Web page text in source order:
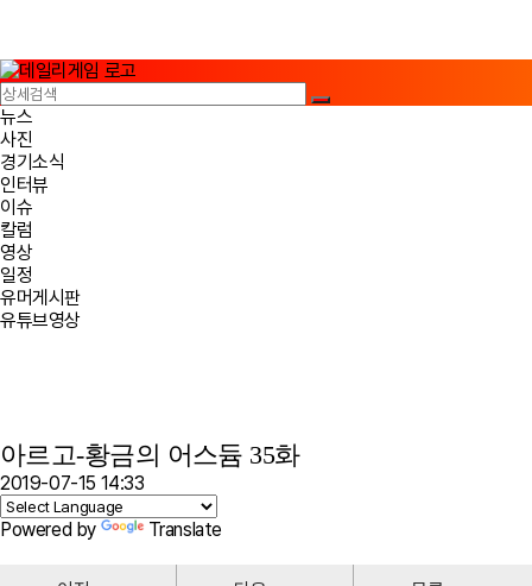
뉴스
사진
경기소식
인터뷰
이슈
칼럼
영상
일정
유머게시판
유튜브영상
아르고-황금의 어스듐 35화
2019-07-15 14:33
Powered by Translate